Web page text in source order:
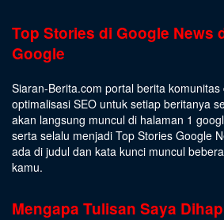
Top Stories di Google News
Google
Siaran-Berita.com portal berita
optimalisasi SEO untuk setiap beritanya
akan langsung muncul di halaman 1
serta selalu menjadi Top Stories Google
ada di judul dan kata kunci muncul
kamu.
Mengapa Tulisan Saya